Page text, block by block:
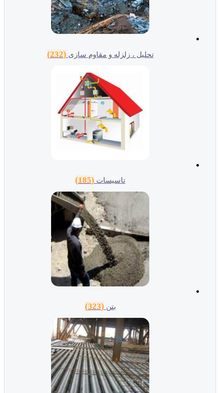
تحلیل ، زلزله و مقاوم سازی(232)
تاسیسات(185)